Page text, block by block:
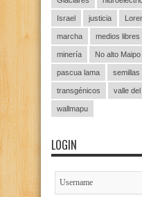
Israel justicia
marcha medios libres
minería No alto Maipo
pascua lama semillas
transgénicos valle
wallmapu
LOGIN